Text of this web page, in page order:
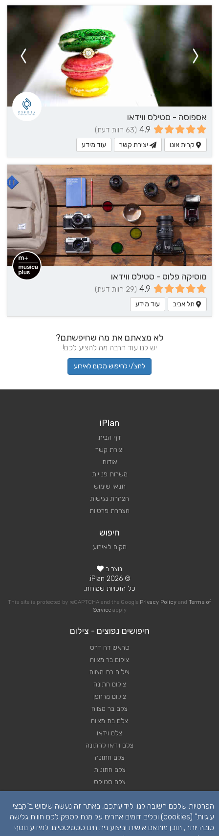
אספוסה - סטילס ווידאו
4.9 (63 חוות דעת)
קרית אונו יצירת קשר עוד מידע
מוסיקה פלוס - סטילס ווידאו
4.9 (29 חוות דעת)
תל אביב עוד מידע
לא מצאתם את מה שחיפשתם?
יש לנו עוד הרבה מה להציע לכם!
לחצ/י לחיפוש מקום לאירוע
iPlan
דף הבית
יצירת קשר
אודות
משרות פנויות
תנאי שימוש
הצהרת נגישות
הצהרת פרטיות
חיפוש
מקום לאירוע
נוצר ב
© 2026 iPlan.
כל הזכויות שמורות.
This site is protected by reCAPTCHA and the Google Privacy Policy and Terms of
Serviceapply
חיפושים נפוצים - צילום
טראש דה דרס
צילום בר מצווה
צילום בת מצווה
צילום חתונה
צילום מרחפן
צלם בר מצווה
צלם בת מצווה
צלם וידאו
צלם וידאו לחתונה
צלם חתונה
צלם חתונות
צלם סטילס
רחפן לחתונה
הפרטיות שלכם חשובה לנו. לידיעתכם, באתר זה נעשה שימוש ב"קבצי
עוגיות" (cookies) וכלים דומים אחרים על מנת לספק לכם חווית גלישה
טובה יותר, תוכן מותאם אישית וביצוע ניתוחים סטטיסטיים. למידע נוסף